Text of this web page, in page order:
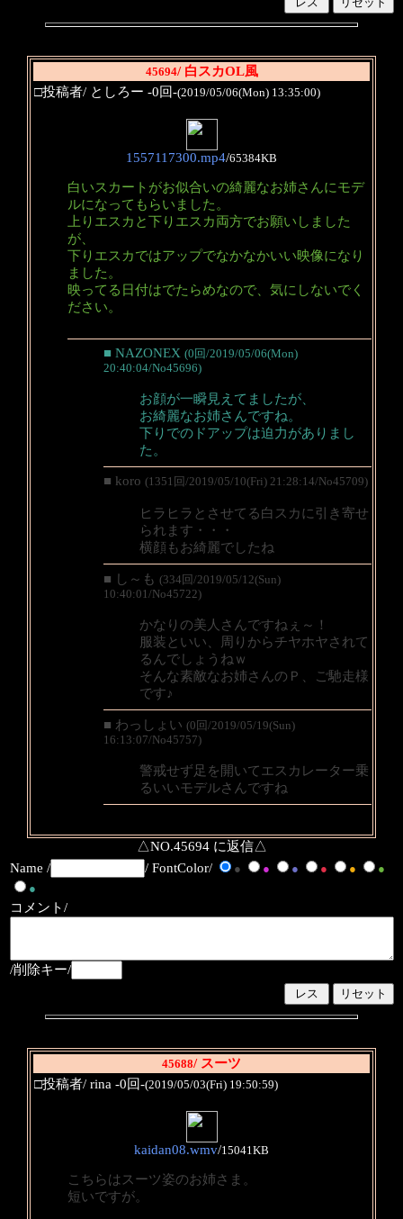
45694/ 白スカOL風
□投稿者/ としろー -0回-(2019/05/06(Mon) 13:35:00)
1557117300.mp4/65384KB
白いスカートがお似合いの綺麗なお姉さんにモデ
ルになってもらいました。
上りエスカと下りエスカ両方でお願いしました
が、
下りエスカではアップでなかなかいい映像になり
ました。
映ってる日付はでたらめなので、気にしないでく
ださい。
■ NAZONEX (0回/2019/05/06(Mon)
20:40:04/No45696)
お顔が一瞬見えてましたが、
お綺麗なお姉さんですね。
下りでのドアップは迫力がありまし
た。
■ koro (1351回/2019/05/10(Fri) 21:28:14/No45709)
ヒラヒラとさせてる白スカに引き寄せ
られます・・・
横顔もお綺麗でしたね
■ し～も (334回/2019/05/12(Sun)
10:40:01/No45722)
かなりの美人さんですねぇ～！
服装といい、周りからチヤホヤされて
るんでしょうねｗ
そんな素敵なお姉さんのＰ、ご馳走様
です♪
■ わっしょい (0回/2019/05/19(Sun)
16:13:07/No45757)
警戒せず足を開いてエスカレーター乗
るいいモデルさんですね
△NO.45694 に返信△
Name /
/ FontColor/ ● ● ● ● ●
●
●
コメント/
/削除キー/
45688/ スーツ
□投稿者/ rina -0回-(2019/05/03(Fri) 19:50:59)
kaidan08.wmv/15041KB
こちらはスーツ姿のお姉さま。
短いですが。